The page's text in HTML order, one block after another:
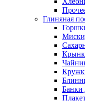
Глиняная
Банки